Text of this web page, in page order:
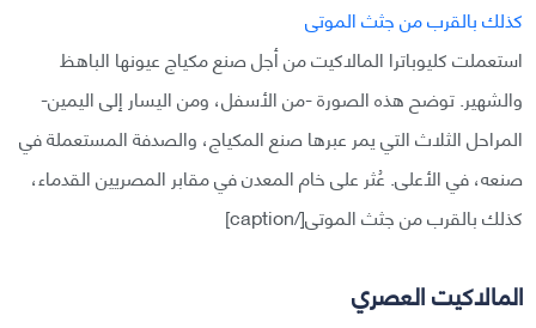
استعملت كليوباترا المالاكيت من أجل صنع مكياج عيونها الباهظ
والشهير. توضح هذه الصورة -من الأسفل، ومن اليسار إلى اليمين-
المراحل الثلاث التي يمر عبرها صنع المكياج، والصدفة المستعملة في
صنعه، في الأعلى. عُثر على خام المعدن في مقابر المصريين القدماء،
كذلك بالقرب من جثث الموتى[/caption]
المالاكيت العصري